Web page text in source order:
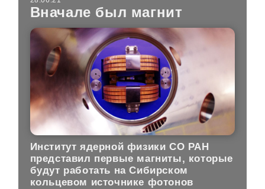
Вначале был магнит
Институт ядерной физики СО РАН
представил первые магниты, которые
будут работать на Сибирском
кольцевом источнике фотонов